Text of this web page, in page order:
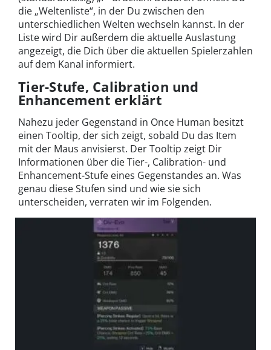
die „Weltenliste“, in der Du zwischen den
unterschiedlichen Welten wechseln kannst. In der
Liste wird Dir außerdem die aktuelle Auslastung
angezeigt, die Dich über die aktuellen Spielerzahlen
auf dem Kanal informiert.
Tier-Stufe, Calibration und
Enhancement erklärt
Nahezu jeder Gegenstand in Once Human besitzt
einen Tooltip, der sich zeigt, sobald Du das Item
mit der Maus anvisierst. Der Tooltip zeigt Dir
Informationen über die Tier-, Calibration- und
Enhancement-Stufe eines Gegenstandes an. Was
genau diese Stufen sind und wie sie sich
unterscheiden, verraten wir im Folgenden.